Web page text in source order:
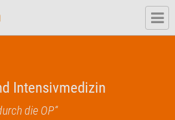
Intensivmedizin
die OP“